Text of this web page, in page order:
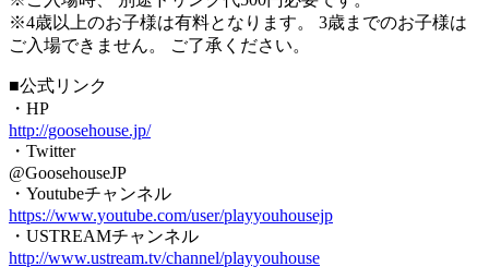
※4歳以上のお子様は有料となります。 3歳までのお子様は
ご入場できません。 ご了承ください。
■公式リンク
・HP
http://goosehouse.jp/
・Twitter
@GoosehouseJP
・Youtubeチャンネル
https://www.youtube.com/user/playyouhousejp
・USTREAMチャンネル
http://www.ustream.tv/channel/playyouhouse